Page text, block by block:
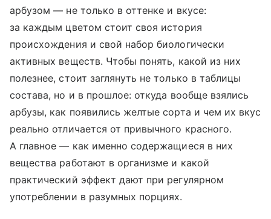
арбузом — не только в оттенке и вкусе:
за каждым цветом стоит своя история
происхождения и свой набор биологически
активных веществ. Чтобы понять, какой из них
полезнее, стоит заглянуть не только в таблицы
состава, но и в прошлое: откуда вообще взялись
арбузы, как появились желтые сорта и чем их вкус
реально отличается от привычного красного.
А главное — как именно содержащиеся в них
вещества работают в организме и какой
практический эффект дают при регулярном
употреблении в разумных порциях.